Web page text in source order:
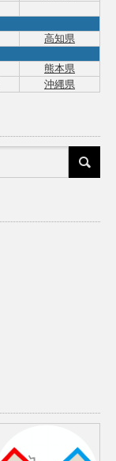
高知県
熊本県
沖縄県